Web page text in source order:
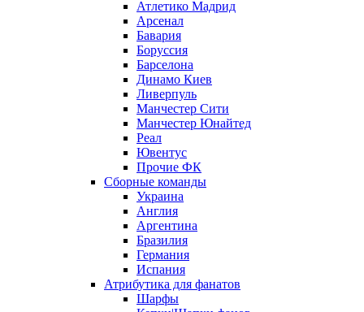
Атлетико Мадрид
Арсенал
Бавария
Боруссия
Барселона
Динамо Киев
Ливерпуль
Манчестер Сити
Манчестер Юнайтед
Реал
Ювентус
Прочие ФК
Сборные команды
Украина
Англия
Аргентина
Бразилия
Германия
Испания
Атрибутика для фанатов
Шарфы